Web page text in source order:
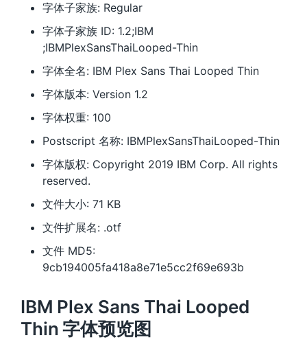
字体子家族: Regular
字体子家族 ID: 1.2;IBM
;IBMPlexSansThaiLooped-Thin
字体全名: IBM Plex Sans Thai Looped Thin
字体版本: Version 1.2
字体权重: 100
Postscript 名称: IBMPlexSansThaiLooped-Thin
字体版权: Copyright 2019 IBM Corp. All rights
reserved.
文件大小: 71 KB
文件扩展名: .otf
文件 MD5:
9cb194005fa418a8e71e5cc2f69e693b
IBM Plex Sans Thai Looped
Thin 字体预览图